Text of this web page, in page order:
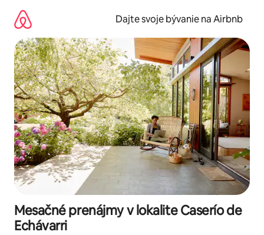
obsah.
Dajte svoje bývanie na Airbnb
Mesačné prenájmy v lokalite Caserío de
Echávarri